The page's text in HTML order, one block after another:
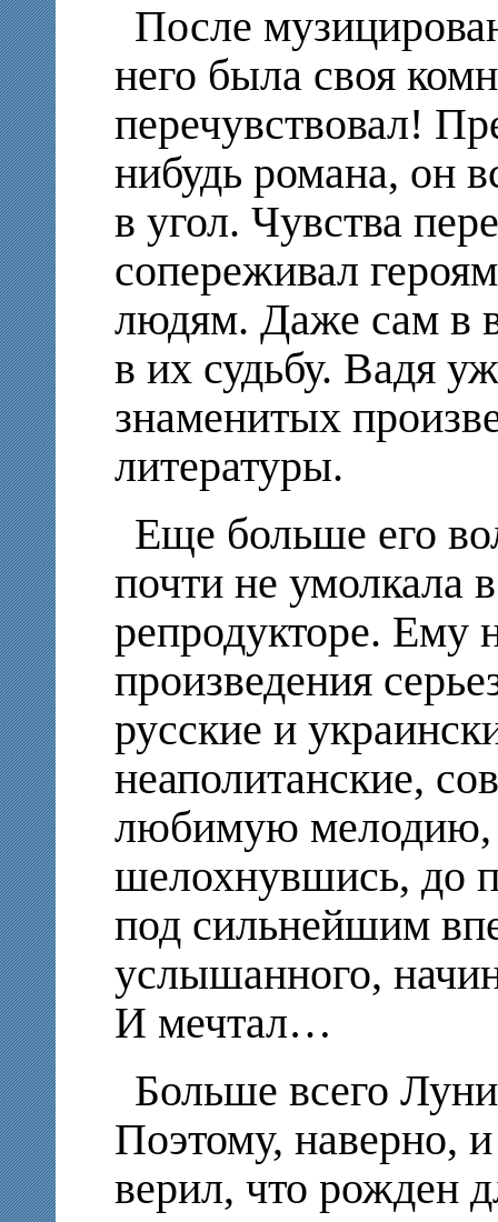
После
него была своя
перечувствовал!
нибудь романа, он
в угол. Чувства
сопереживал
людям. Даже сам в
в их судьбу. Вадя
знаменитых
литературы.
Еще больше его
почти не умолкала
репродукторе. Ему
произведения
русские и
неаполитанские,
любимую мелодию,
шелохнувшись, до
под сильнейшим
услышанного,
И мечтал…
Больше всего
Поэтому, наверно,
верил, что рожден